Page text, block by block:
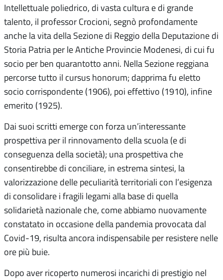
Intellettuale poliedrico, di vasta cultura e di grande
talento, il professor Crocioni, segnò profondamente
anche la vita della Sezione di Reggio della Deputazione di
Storia Patria per le Antiche Provincie Modenesi, di cui fu
socio per ben quarantotto anni. Nella Sezione reggiana
percorse tutto il cursus honorum; dapprima fu eletto
socio corrispondente (1906), poi effettivo (1910), infine
emerito (1925).
Dai suoi scritti emerge con forza un’interessante
prospettiva per il rinnovamento della scuola (e di
conseguenza della società); una prospettiva che
consentirebbe di conciliare, in estrema sintesi, la
valorizzazione delle peculiarità territoriali con l’esigenza
di consolidare i fragili legami alla base di quella
solidarietà nazionale che, come abbiamo nuovamente
constatato in occasione della pandemia provocata dal
Covid-19, risulta ancora indispensabile per resistere nelle
ore più buie.
Dopo aver ricoperto numerosi incarichi di prestigio nel